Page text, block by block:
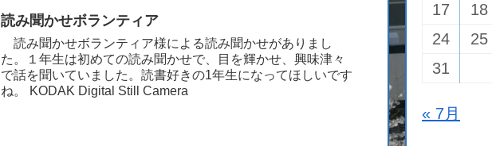
読み聞かせボランティア
読み聞かせボランティア様による読み聞かせがありまし
た。１年生は初めての読み聞かせで、目を輝かせ、興味津々
で話を聞いていました。読書好きの1年生になってほしいです
ね。 KODAK Digital Still Camera
17
18
24
25
31
« 7月